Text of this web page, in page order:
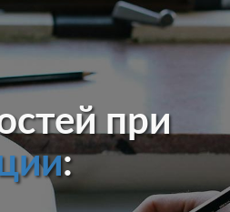
при
: